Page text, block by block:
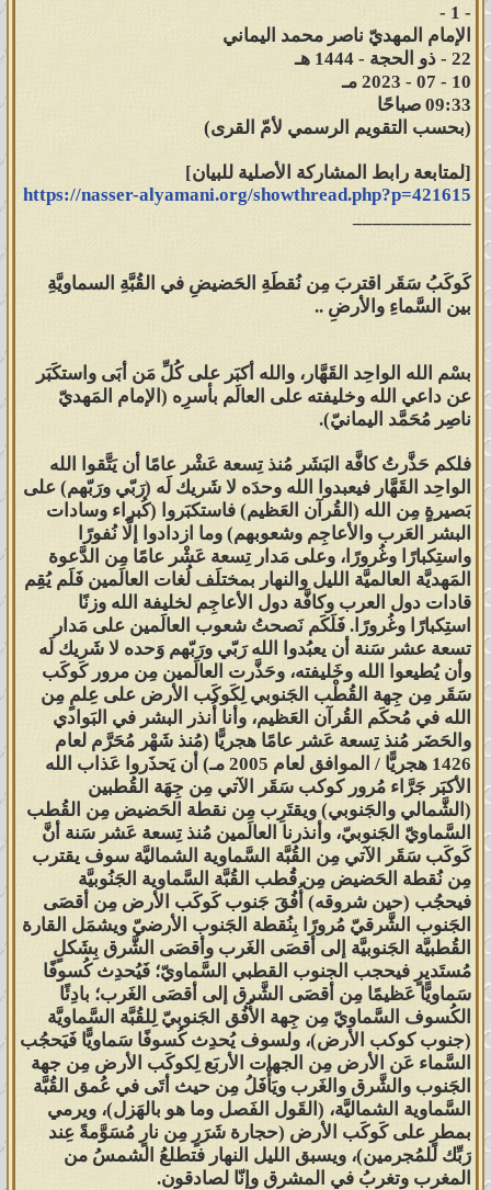
- 1 -
الإمام المهديّ ناصر محمد اليماني
22 - ذو الحجة - 1444 هـ
10 - 07 - 2023 مـ
09:33 صباحًا
(بحسب التقويم الرسمي لأمّ القرى)
[لمتابعة رابط المشاركة الأصلية للبيان]
https://nasser-alyamani.org/showthread.php?p=421615
كَوكَبُ سَقَر اقتربَ مِن نُقطَةِ الحَضيضِ في القُبَّةِ السماويَّةِ
بين السَّماءِ والأرضِ ..
بسْم الله الواحِد القَهَّار، والله أكبَر على كُلِّ مَن أبَى واستكَبَر
عن داعي الله وخليفته على العالَم بأسرِه (الإمام المَهديّ
ناصِر مُحَمَّد اليمانيّ).
فلكم حَذَّرتُ كافَّة البَشَر مُنذ تِسعة عَشْر عامًا أن يَتَّقوا الله
الواحِد القَهَّار فيعبدوا الله وحدَه لا شَريك لَه (رَبّي ورَبّهم) على
بَصيرةٍ مِن الله (القُرآن العَظيم) فاستكبَروا (كُبراء وسادات
البشر العَرب والأعاجِم وشعوبهم) وما ازدادوا إلَّا نُفورًا
واستِكبارًا وغُرورًا، وعلى مَدار تِسعة عَشْر عامًا مِن الدَّعوة
المَهديَّة العالميَّة الليل والنهار بمختلَف لُغات العالَمين فَلَم يُقِم
قادات دول العرب وكافَّة دول الأعاجِم لخليفة الله وزنًا
استِكبارًا وغُرورًا. فَلَكَم نَصحتُ شعوب العالَمين على مَدار
تسعة عشر سَنة أن يعبُدوا الله رَبّي ورَبّهم وَحده لا شَريك لَه
وأن يُطيعوا الله وخَليفته، وحَذَّرت العالَمين مِن مرور كَوكَب
سَقَر مِن جِهة القُطْب الجَنوبي لِكَوكَب الأرض على عِلمٍ مِن
الله في مُحكَم القُرآن العَظيم، وأنا أُنذر البشر في البَوادي
والحَضَر مُنذ تِسعة عَشر عامًا هجريًّا (مُنذ شَهْر مُحَرَّم لعام
1426 هجريًّا / الموافق لعام 2005 مـ) أن يَحذَروا عَذاب الله
الأكبَر جَرَّاء مُرور كوكب سَقَر الآتي مِن جِهَة القُطبين
(الشَّمالي والجَنوبي) ويقتَرِب مِن نقطة الحَضيض مِن القُطب
السَّماويّ الجَنوبيّ، وأنذرنا العالَمين مُنذ تِسعة عَشر سَنة أنَّ
كَوكَب سَقَر الآتي مِن القُبَّة السَّماوية الشماليَّة سوف يقترب
مِن نُقطة الحَضيض مِن قُطب القُبَّة السَّماوية الجَنُوبيَّة
فيحجُب (حين شروقه) أُفُقَ جَنوب كَوكَب الأرض مِن أقصَى
الجَنوب الشَّرقيّ مُرورًا بِنُقطة الجَنوب الأرضيّ ويشمَل القارة
القُطبيَّة الجَنوبيَّة إلى أقصَى الغَرب وأقصَى الشَّرق بِشَكلٍ
مُستَديرٍ فيحجب الجنوب القطبي السَّماويّ؛ فَيُحدِث كُسوفًا
سَماويًّا عَظيمًا مِن أقصَى الشَّرق إلى أقصَى الغَرب؛ بادِئًا
الكُسوف السَّماويّ مِن جِهة الأُفُق الجَنوبيّ لِلقُبَّة السَّماويَّة
(جنوب كوكب الأرض)، ولسوف يُحدِث كُسوفًا سَماويًّا فَيَحجُب
السَّماء عَن الأرض مِن الجهات الأربَع لِكوكَب الأرض مِن جهة
الجَنوب والشَّرق والغَرب ويَأْفَلُ مِن حيث أتَى في عُمق القُبَّة
السَّماوية الشماليَّة، (القَول الفَصل وما هو بالهَزل)، ويرمي
بمطرٍ على كَوكَب الأرض (حجارة شَرَرٍ مِن نارٍ مُسَوَّمةً عِند
رَبِّك للمُجرمين)، ويسبق الليل النهار فتطلعُ الشمسُ من
المغرب وتغربُ في المشرق وإنّا لصادقون.